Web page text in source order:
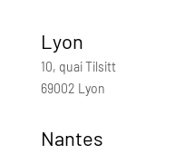
Lyon
10, quai Tilsitt
69002 Lyon
Nantes